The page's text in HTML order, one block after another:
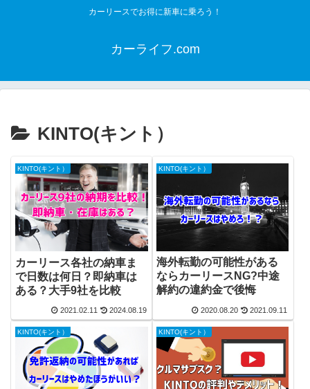
カーリースでお得に新車に乗ろう！
カーライフ.com
KINTO(キント）
KINTO(キント）
カーリース各社の納車ま
で日数は何日？即納車は
ある？大手9社を比較
2021.02.11 2024.08.19
KINTO(キント）
海外転勤の可能性がある
ならカーリースNG?中途
解約の違約金で後悔
2020.08.20 2021.09.11
KINTO(キント） KINTO(キント）